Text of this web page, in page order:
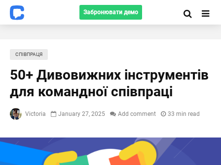
Забронювати демо
СПІВПРАЦЯ
50+ Дивовижних інструментів
для командної співпраці
Victoria January 27, 2025 Add comment 33 min read